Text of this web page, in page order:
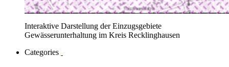
Interaktive Darstellung der Einzugsgebiete
Gewässerunterhaltung im Kreis Recklinghausen
Categories